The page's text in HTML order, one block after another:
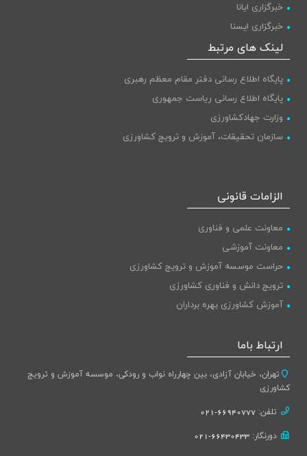
خبرگزاری ایانا
خبرگزاری ایسنا
پایگاه اطلاع رسانی دولت
لینک های مرتبط
پایگاه اطلاع رسانی دفتر مقام معظم رهبری
پایگاه اطلاع رسانی ریاست جمهوری
وزارت جهادکشاورزی
سازمان تحقیقات، آموزش و ترویج کشاورزی
الزامات قانونی
معاونت علمی و فناوری
معاونت آموزشی
حراست موسسه آموزش و ترویج کشاورزی
ترویج دانش و فناوری کشاورزی
آموزش کشاورزی بهره برداران
ارتباط باما
تهران، خیابان آزادی، بین چهارراه نواب و رودکی، موسسه آموزش و ترویج
کشاورزی
تلفن: 66940777-021
دورنگار: 66430433-021